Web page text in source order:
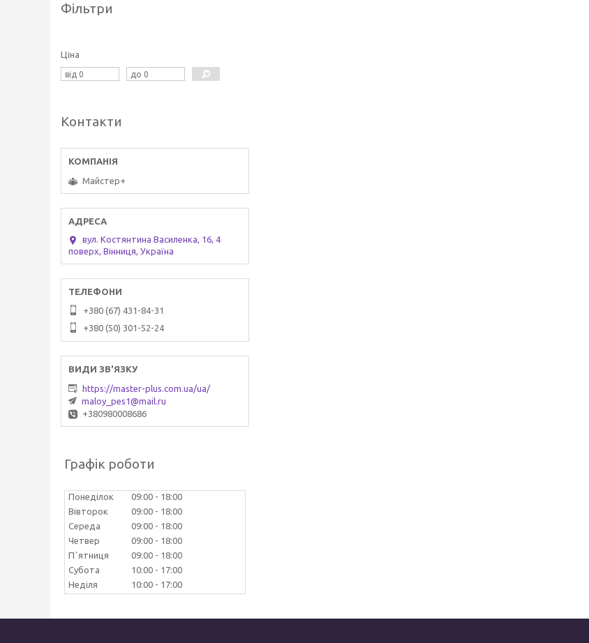
Фільтри
Ціна
Контакти
Майстер+
вул. Костянтина Василенка, 16, 4
поверх, Вінниця, Україна
+380 (67) 431-84-31
+380 (50) 301-52-24
https://master-plus.com.ua/ua/
maloy_pes1@mail.ru
+380980008686
Графік роботи
Понеділок 09:00
18:00
Вівторок
09:00
18:00
Середа
09:00
18:00
Четвер
09:00
18:00
Пʼятниця
09:00
18:00
Субота
10:00
17:00
Неділя
10:00 17:00